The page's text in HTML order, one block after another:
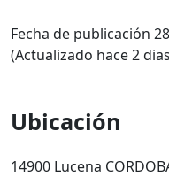
Fecha de publicación
(Actualizado hace 2
Ubicación
14900 Lucena